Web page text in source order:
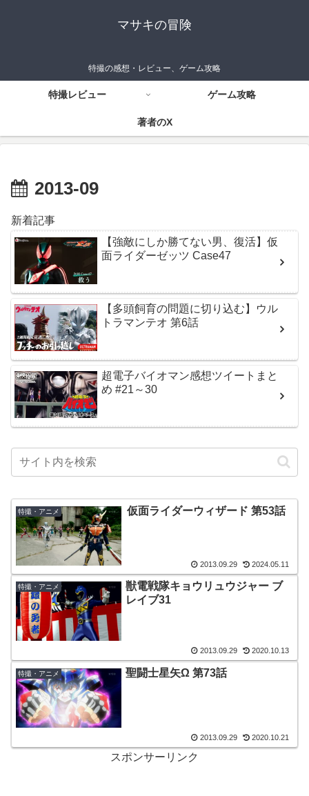
マサキの冒険
特撮の感想・レビュー、ゲーム攻略
特撮レビュー ゲーム攻略
著者のX
2013-09
新着記事
【強敵にしか勝てない男、復活】仮
面ライダーゼッツ Case47
【多頭飼育の問題に切り込む】ウル
トラマンテオ 第6話
超電子バイオマン感想ツイートまと
め #21～30
特撮・アニメ 仮面ライダーウィザード 第53話
2013.09.29 2024.05.11
特撮・アニメ
獣電戦隊キョウリュウジャー ブ
レイブ31
2013.09.29 2020.10.13
特撮・アニメ 聖闘士星矢Ω 第73話
2013.09.29 2020.10.21
スポンサーリンク